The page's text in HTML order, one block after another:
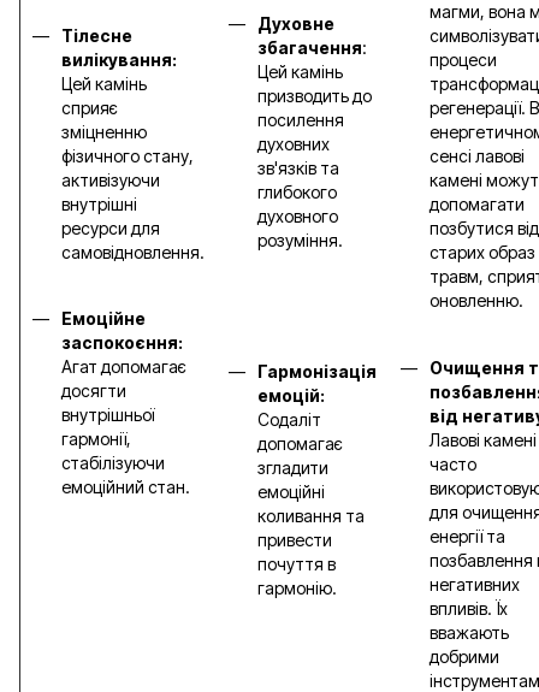
Тілесне
вилікування:
Цей камінь
сприяє
зміцненню
фізичного стану,
активізуючи
внутрішні
ресурси для
самовідновлення.
Емоційне
заспокоєння:
Агат допомагає
досягти
внутрішньої
гармонії,
стабілізуючи
емоційний стан.
Духовне
збагачення:
Цей камінь
призводить до
посилення
духовних
зв'язків та
глибокого
духовного
розуміння.
Гармонізація
емоцій:
Содаліт
допомагає
згладити
емоційні
коливання та
привести
почуття в
гармонію.
магми, вона
процеси
регенерації. В
сенсі лавові
камені
допомагати
позбутися від
старих образ
травм,
оновленню.
Очищення
від
Лавові камені
часто
для
енергії та
позбавлення
негативних
впливів. Їх
вважають
добрими